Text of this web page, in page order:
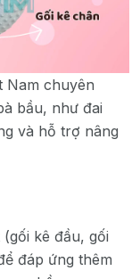
Nam chuyên
bầu, như đai
và hỗ trợ nâng
kê đầu, gối
đáp ứng thêm